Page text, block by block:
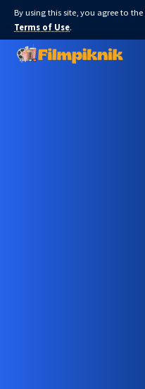
By using this site, you agree to the
Terms of Use.